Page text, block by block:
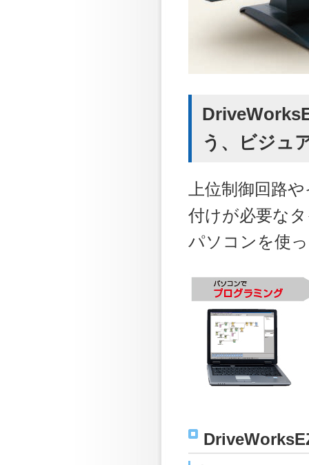
う、ビジュ
上位制御回路
付けが必要な
パソコンを使